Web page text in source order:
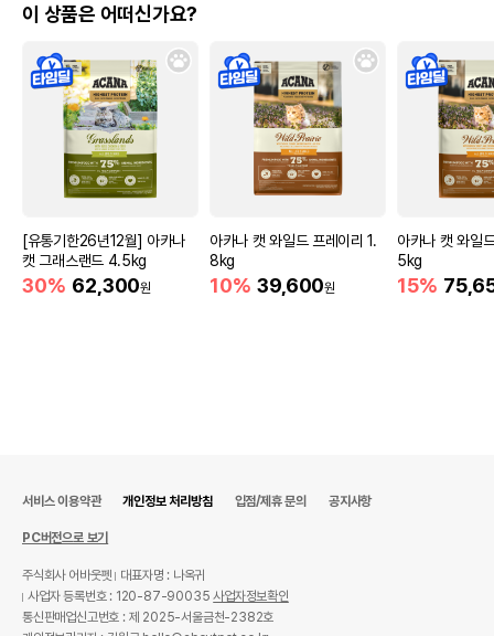
이 상품은 어떠신가요?
[유통기한26년12월] 아카나
캣 그래스랜드 4.5kg
30% 62,300원
아카나 캣 와일드 프레이리 1.
8kg
10% 39,600원
아카나 캣 와일
5kg
15%
서비스 이용약관 개인정보 처리방침 입점/제휴 문의 공지사항
PC버전으로 보기
주식회사 어바웃펫
대표자명 : 나옥귀
사업자 등록번호 : 120-87-90035사업자정보확인
통신판매업신고번호 : 제 2025-서울금천-2382호